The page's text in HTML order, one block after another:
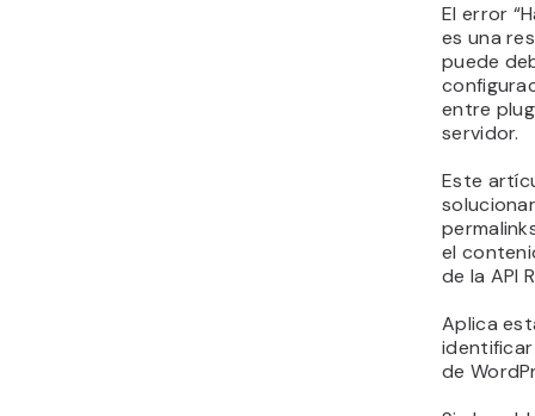
El error
es una
puede
entre
servidor.
Este
el
de la API
Aplica
identificar
de